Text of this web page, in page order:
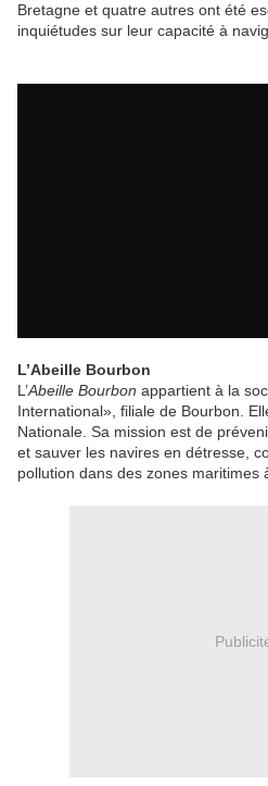
Bretagne et quatre autres ont été
inquiétudes sur leur capacité à
L’Abeille Bourbon
L’Abeille Bourbon appartient à la
International», filiale de Bourbon.
Nationale. Sa mission est de
et sauver les navires en détresse,
pollution dans des zones maritimes